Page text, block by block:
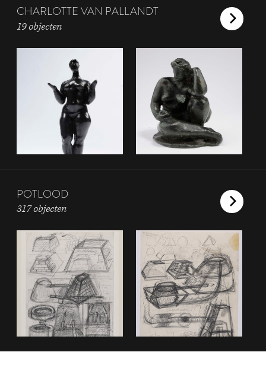
CHARLOTTE VAN PALLANDT
19 objecten
POTLOOD
317 objecten